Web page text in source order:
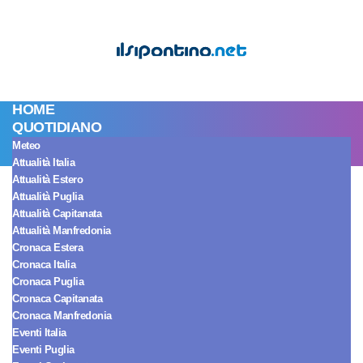
HOME
QUOTIDIANO
Meteo
Attualità Italia
Attualità Estero
Attualità Puglia
Attualità Capitanata
Attualità Manfredonia
Cronaca Estera
Cronaca Italia
Cronaca Puglia
Cronaca Capitanata
Cronaca Manfredonia
Eventi Italia
Eventi Puglia
Politica Manfredonia
Manfredonia,
“Amministrazione
La Marca, cronaca
di una fine